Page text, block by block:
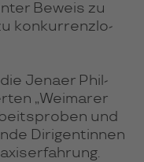
Beweis zu
kon­kur­renz­lo­
Jenaer Phil­
„Wei­ma­rer
und
Diri­gen­tin­nen